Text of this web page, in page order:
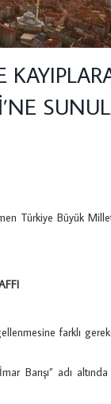
Türkiye Büyük
farklı
Barışı” adı altında